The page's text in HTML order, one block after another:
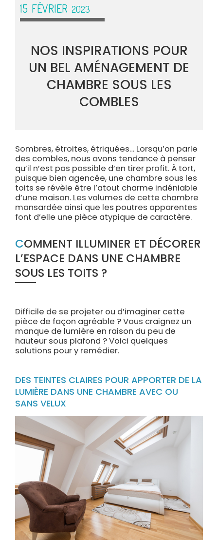
15 FÉVRIER 2023
NOS INSPIRATIONS POUR
UN BEL AMÉNAGEMENT DE
CHAMBRE SOUS LES
COMBLES
Sombres, étroites, étriquées… Lorsqu’on parle
des combles, nous avons tendance à penser
qu’il n’est pas possible d’en tirer profit. À tort,
puisque bien agencée, une chambre sous les
toits se révèle être l’atout charme indéniable
d’une maison. Les volumes de cette chambre
mansardée ainsi que les poutres apparentes
font d’elle une pièce atypique de caractère.
COMMENT ILLUMINER ET DÉCORER
L’ESPACE DANS UNE CHAMBRE
SOUS LES TOITS ?
Difficile de se projeter ou d’imaginer cette
pièce de façon agréable ? Vous craignez un
manque de lumière en raison du peu de
hauteur sous plafond ? Voici quelques
solutions pour y remédier.
DES TEINTES CLAIRES POUR APPORTER DE LA
LUMIÈRE DANS UNE CHAMBRE AVEC OU
SANS VELUX